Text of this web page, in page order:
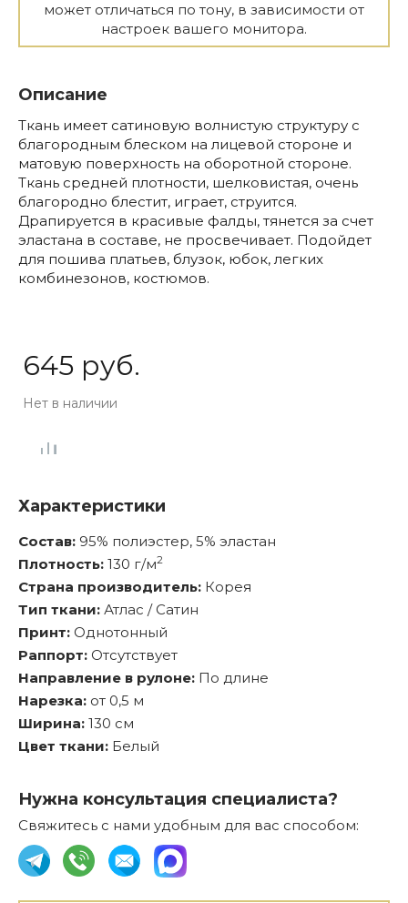
может отличаться по тону, в зависимости от
настроек вашего монитора.
Описание
Ткань имеет сатиновую волнистую структуру с
благородным блеском на лицевой стороне и
матовую поверхность на оборотной стороне.
Ткань средней плотности, шелковистая, очень
благородно блестит, играет, струится.
Драпируется в красивые фалды, тянется за счет
эластана в составе, не просвечивает. Подойдет
для пошива платьев, блузок, юбок, легких
комбинезонов, костюмов.
645 руб.
Нет в наличии
Характеристики
Состав: 95% полиэстер, 5% эластан
Плотность: 130 г/м2
Страна производитель: Корея
Тип ткани: Атлас / Сатин
Принт: Однотонный
Раппорт: Отсутствует
Направление в рулоне: По длине
Нарезка: от 0,5 м
Ширина: 130 см
Цвет ткани: Белый
Нужна консультация специалиста?
Свяжитесь с нами удобным для вас способом: